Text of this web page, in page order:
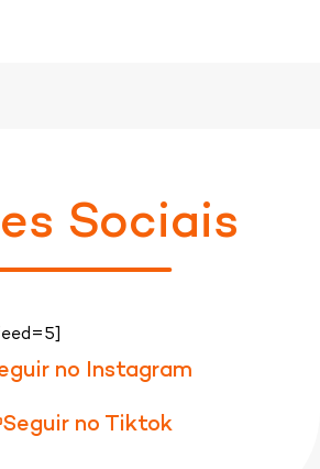
Sociais
no Instagram
Seguir no Tiktok